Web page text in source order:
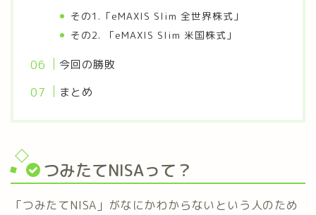
その1.「eMAXIS Slim 全世界株式」
その2. 「eMAXIS Slim 米国株式」
今回の勝敗
まとめ
つみたてNISAって？
「つみたてNISA」がなにかわからないという人のため